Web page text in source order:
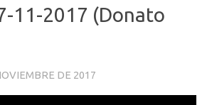
11-2017 (Donato
DE 2017